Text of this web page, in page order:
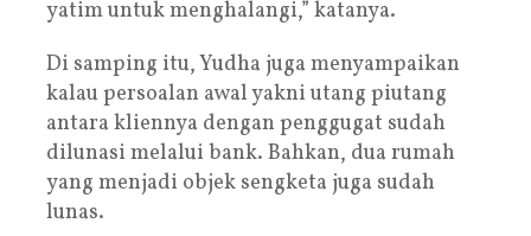
yatim untuk menghalangi,” katanya.
Di samping itu, Yudha juga menyampaikan
kalau persoalan awal yakni utang piutang
antara kliennya dengan penggugat sudah
dilunasi melalui bank. Bahkan, dua rumah
yang menjadi objek sengketa juga sudah
lunas.